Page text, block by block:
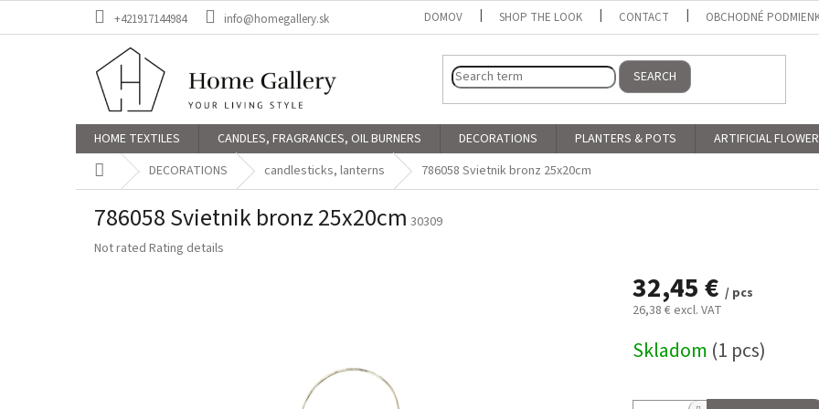
+421917144984 info@homegallery.sk DOMOV SHOP THE LOOK CONTACT OBCHODNÉ
SEARCH
HOME TEXTILES CANDLES, FRAGRANCES, OIL BURNERS DECORATIONS PLANTERS & POTS ARTIFICIAL
Home DECORATIONS candlesticks, lanterns 786058 Svietnik bronz 25x20cm
786058 Svietnik bronz 25x20cm 30309
The
Not rated Rating details
32,45 € / pcs
26,38 € excl. VAT
price:
Skladom (1 pcs)